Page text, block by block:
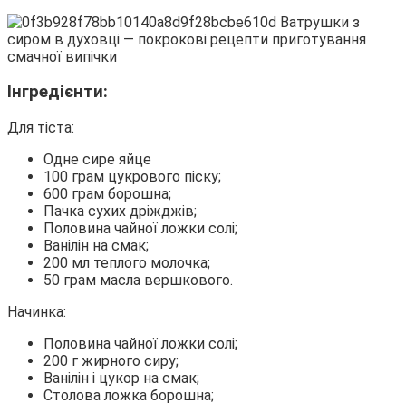
Інгредієнти:
Для тіста:
Одне сире яйце
100 грам цукрового піску;
600 грам борошна;
Пачка сухих дріжджів;
Половина чайної ложки солі;
Ванілін на смак;
200 мл теплого молочка;
50 грам масла вершкового.
Начинка:
Половина чайної ложки солі;
200 г жирного сиру;
Ванілін і цукор на смак;
Столова ложка борошна;